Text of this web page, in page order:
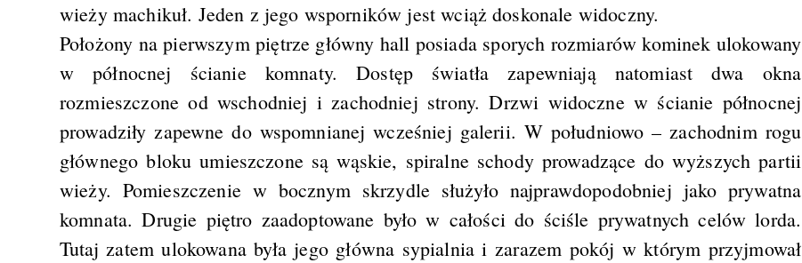
wieży machikuł. Jeden z jego wsporników jest wciąż doskonale widoczny.
Położony na pierwszym piętrze główny hall posiada sporych rozmiarów kominek ulokowany
w północnej ścianie komnaty. Dostęp światła zapewniają natomiast dwa okna
rozmieszczone od wschodniej i zachodniej strony. Drzwi widoczne w ścianie północnej
prowadziły zapewne do wspomnianej wcześniej galerii. W południowo – zachodnim rogu
głównego bloku umieszczone są wąskie, spiralne schody prowadzące do wyższych partii
wieży. Pomieszczenie w bocznym skrzydle służyło najprawdopodobniej jako prywatna
komnata. Drugie piętro zaadoptowane było w całości do ściśle prywatnych celów lorda.
Tutaj zatem ulokowana była jego główna sypialnia i zarazem pokój w którym przyjmował